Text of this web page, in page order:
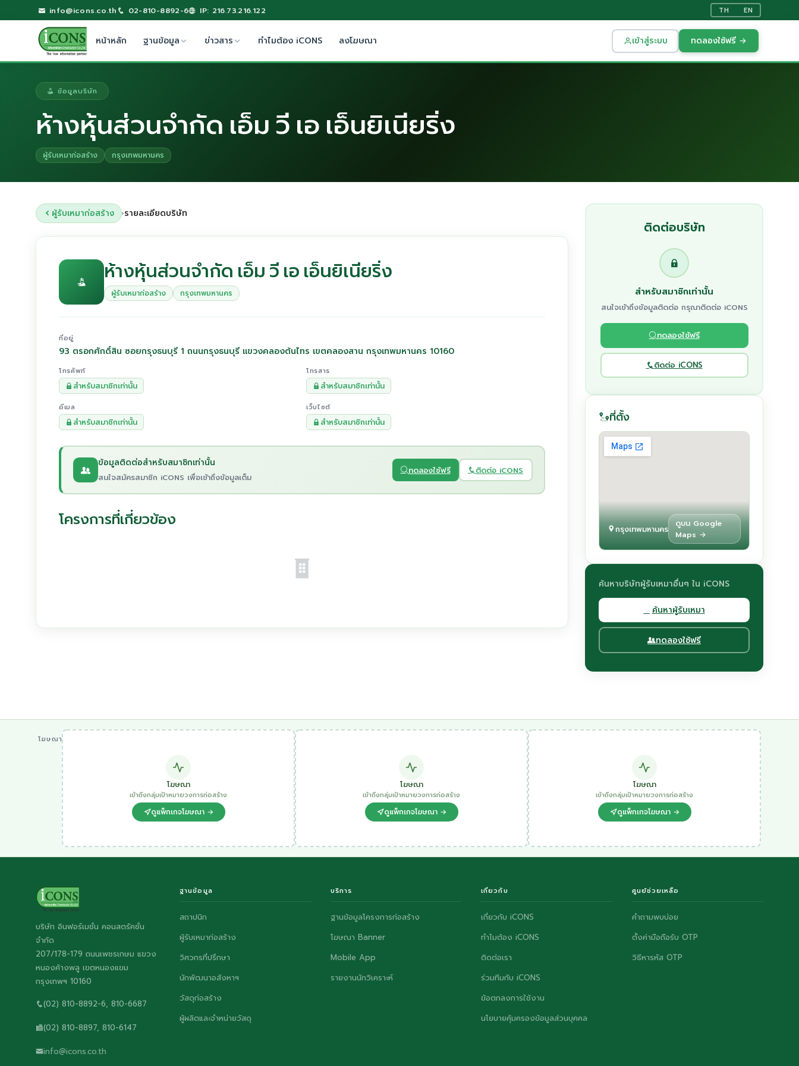
info@icons.co.th 02-810-8892-6 IP: 216.73.216.122 TH EN
หน้าหลัก ฐานข้อมูล ข่าวสาร ทำไมต้อง iCONS ลงโฆษณา เข้าสู่ระบบ ทดลองใช้ฟรี →
ข้อมูลบริษัท
ห้างหุ้นส่วนจำกัด เอ็ม วี เอ เอ็นยิเนียริ่ง
ผู้รับเหมาก่อสร้าง กรุงเทพมหานคร
ผู้รับเหมาก่อสร้าง ›รายละเอียดบริษัท
ห้างหุ้นส่วนจำกัด เอ็ม วี เอ เอ็นยิเนียริ่ง
ผู้รับเหมาก่อสร้าง กรุงเทพมหานคร
ที่อยู่
93 ตรอกศักดิ์สิน ซอยกรุงธนบุรี 1 ถนนกรุงธนบุรี แขวงคลองต้นไทร เขตคลองสาน กรุงเทพมหานคร 10160
โทรศัพท์
สำหรับสมาชิกเท่านั้น
โทรสาร
สำหรับสมาชิกเท่านั้น
อีเมล
สำหรับสมาชิกเท่านั้น
เว็บไซต์
สำหรับสมาชิกเท่านั้น
ข้อมูลติดต่อสำหรับสมาชิกเท่านั้น
สนใจสมัครสมาชิก iCONS เพื่อเข้าถึงข้อมูลเต็ม
ทดลองใช้ฟรี ติดต่อ iCONS
โครงการที่เกี่ยวข้อง
ติดต่อบริษัท
สำหรับสมาชิกเท่านั้น
สนใจเข้าถึงข้อมูลติดต่อ กรุณาติดต่อ iCONS
ทดลองใช้ฟรี
ติดต่อ iCONS
ที่ตั้ง
กรุงเทพมหานคร
ดูบน Google
Maps →
ค้นหาบริษัทผู้รับเหมาอื่นๆ ใน iCONS
ค้นหาผู้รับเหมา
ทดลองใช้ฟรี
โฆษณา
โฆษณา
เข้าถึงกลุ่มเป้าหมายวงการก่อสร้าง
ดูแพ็กเกจโฆษณา →
โฆษณา
เข้าถึงกลุ่มเป้าหมายวงการก่อสร้าง
ดูแพ็กเกจโฆษณา →
โฆษณา
เข้าถึงกลุ่มเป้าหมายวงการก่อสร้าง
ดูแพ็กเกจโฆษณา →
บริษัท อินฟอร์เมชั่น คอนสตรัคชั่น
จำกัด
207/178-179 ถนนเพชรเกษม แขวง
หนองค้างพลู เขตหนองแขม
กรุงเทพฯ 10160
(02) 810-8892-6, 810-6687
(02) 810-8897, 810-6147
info@icons.co.th
ฐานข้อมูล
สถาปนิก
ผู้รับเหมาก่อสร้าง
วิศวกรที่ปรึกษา
นักพัฒนาอสังหาฯ
วัสดุก่อสร้าง
ผู้ผลิตและจำหน่ายวัสดุ
บริการ
ฐานข้อมูลโครงการก่อสร้าง
โฆษณา Banner
Mobile App
รายงานนักวิเคราะห์
เกี่ยวกับ
เกี่ยวกับ iCONS
ทำไมต้อง iCONS
ติดต่อเรา
ร่วมทีมกับ iCONS
ข้อตกลงการใช้งาน
นโยบายคุ้มครองข้อมูลส่วนบุคคล
ศูนย์ช่วยเหลือ
คำถามพบบ่อย
ตั้งค่ามือถือรับ OTP
วิธีหารหัส OTP